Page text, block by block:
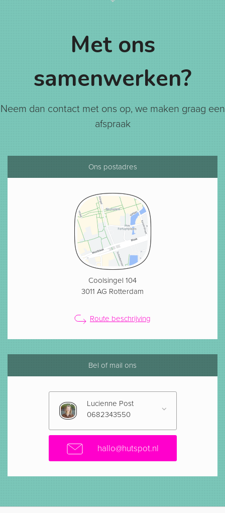
Met ons
samenwerken?
Neem dan contact met ons op, we maken graag een
afspraak
Ons postadres
Coolsingel 104
3011 AG Rotterdam
Route beschrijving
Bel of mail ons
Lucienne Post
0682343550
hallo@hutspot.nl